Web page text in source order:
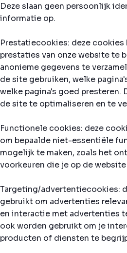
Deze slaan geen persoonlijk
informatie op.
Prestatiecookies: deze cookies
prestaties van onze website te
anonieme gegevens te
de site gebruiken, welke
welke pagina's goed presteren.
de site te optimaliseren en te
Functionele cookies: deze
om bepaalde niet-essentiële
mogelijk te maken, zoals het
voorkeuren die je op de
Targeting/advertentiecookies:
gebruikt om advertenties
en interactie met advertenties
ook worden gebruikt om je
producten of diensten te